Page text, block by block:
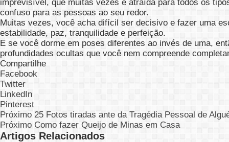
imprevisível, que muitas vezes é atraída para todos os
confuso para as pessoas ao seu redor.
Muitas vezes, você acha difícil ser decisivo e fazer uma
estabilidade, paz, tranquilidade e perfeição.
E se você dorme em poses diferentes ao invés de uma,
profundidades ocultas que você nem compreende
Compartilhe
Facebook
Twitter
LinkedIn
Pinterest
Próximo 25 Fotos tiradas ante da Tragédia Pessoal de
Próximo Como fazer Queijo de Minas em Casa
Artigos Relacionados